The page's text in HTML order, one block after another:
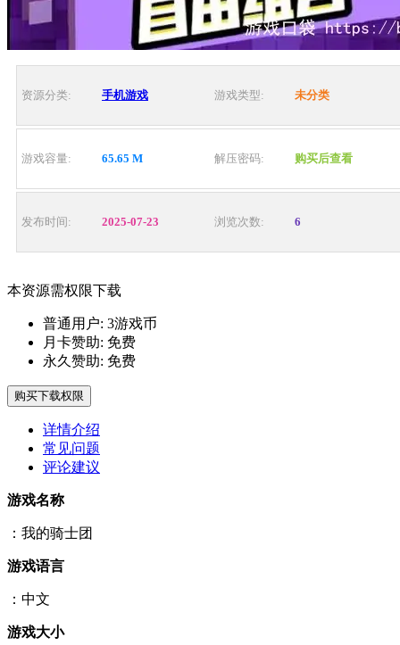
资源分类: 手机游戏 游戏类型: 未分类
游戏容量: 65.65 M 解压密码: 购买后查看
发布时间: 2025-07-23 浏览次数: 6
本资源需权限下载
普通用户: 3游戏币
月卡赞助: 免费
永久赞助: 免费
购买下载权限
详情介绍
常见问题
评论建议
游戏名称
：我的骑士团
游戏语言
：中文
游戏大小